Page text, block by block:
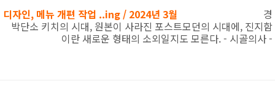
디자인, 메뉴 개편 작업 ..ing / 2024년 3월 경
박단소 키치의 시대, 원본이 사라진 포스트모던의 시대에, 진지함
이란 새로운 형태의 소외일지도 모른다. - 시골의사 -